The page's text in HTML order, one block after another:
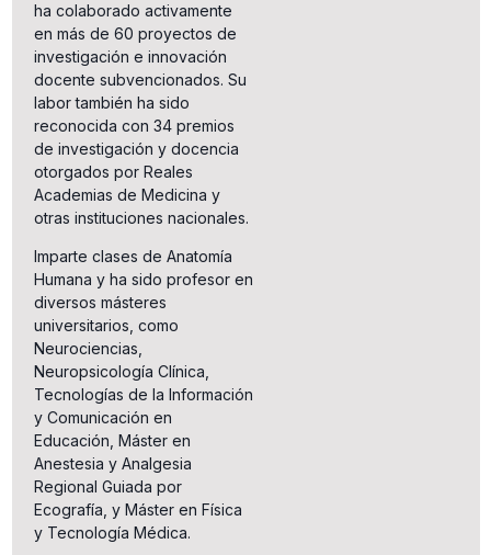
ha colaborado activamente
en más de 60 proyectos de
investigación e innovación
docente subvencionados. Su
labor también ha sido
reconocida con 34 premios
de investigación y docencia
otorgados por Reales
Academias de Medicina y
otras instituciones nacionales.
Imparte clases de Anatomía
Humana y ha sido profesor en
diversos másteres
universitarios, como
Neurociencias,
Neuropsicología Clínica,
Tecnologías de la Información
y Comunicación en
Educación, Máster en
Anestesia y Analgesia
Regional Guiada por
Ecografía, y Máster en Física
y Tecnología Médica.